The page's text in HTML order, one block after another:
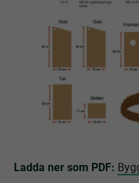
Ladda ner som PDF: